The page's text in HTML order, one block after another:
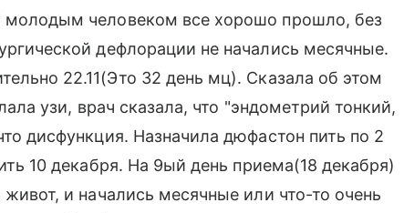
молодым человеком все хорошо прошло, без
дефлорации не начались месячные.
22.11(Это 32 день мц). Сказала об этом
узи, врач сказала, что "эндометрий тонкий,
дисфункция. Назначила дюфастон пить по 2
10 декабря. На 9ый день приема(18 декабря)
и начались месячные или что-то очень